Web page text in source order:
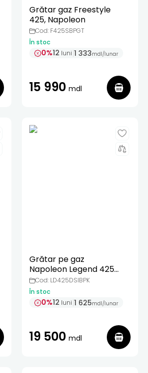
Grătar gaz Freestyle
425, Napoleon
Cod: F425SBPGT
În stoc
0%12 luni 1 333mdl/lunar
15 990 mdl
Grătar pe gaz
Napoleon Legend 425
negru, cu arzator
infrared Sizzle Zone
Cod: LD425DSIBPK
În stoc
0%12 luni 1 625mdl/lunar
19 500 mdl